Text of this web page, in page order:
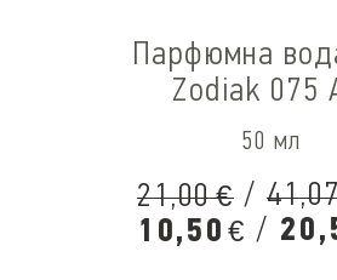
Парфюмна
Zodiak 075
50 мл
21,00€ /
10,50 € /